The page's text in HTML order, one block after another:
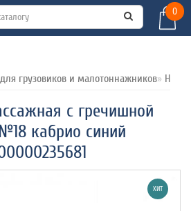
0
грузовиков и малотоннажников
с гречишной
кабрио синий
ХИТ